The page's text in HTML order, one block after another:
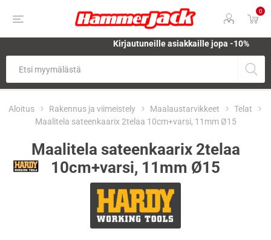
0
Kirjautuneille asiakkaille jopa -10%
Aloitus Rakennus ja viimeistely Maalaustarvikkeet
Telat
Maalitela sateenkaarix 2telaa 10cm+varsi, 11mm Ø15
Maalitela sateenkaarix 2telaa
10cm+varsi, 11mm Ø15